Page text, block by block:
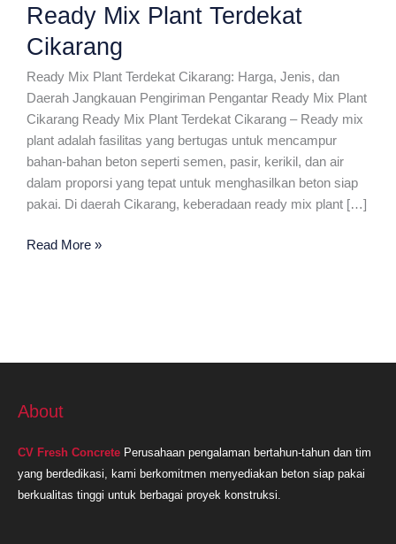
Ready Mix Plant Terdekat
Cikarang
Ready Mix Plant Terdekat Cikarang: Harga, Jenis, dan
Daerah Jangkauan Pengiriman Pengantar Ready Mix Plant
Cikarang Ready Mix Plant Terdekat Cikarang – Ready mix
plant adalah fasilitas yang bertugas untuk mencampur
bahan-bahan beton seperti semen, pasir, kerikil, dan air
dalam proporsi yang tepat untuk menghasilkan beton siap
pakai. Di daerah Cikarang, keberadaan ready mix plant […]
Ready
Read More »
About
CV Fresh Concrete Perusahaan pengalaman bertahun-tahun dan tim
yang berdedikasi, kami berkomitmen menyediakan beton siap pakai
berkualitas tinggi untuk berbagai proyek konstruksi.